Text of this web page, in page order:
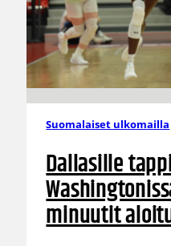
Suomalaiset ulkomailla
Dallasille
minuutit